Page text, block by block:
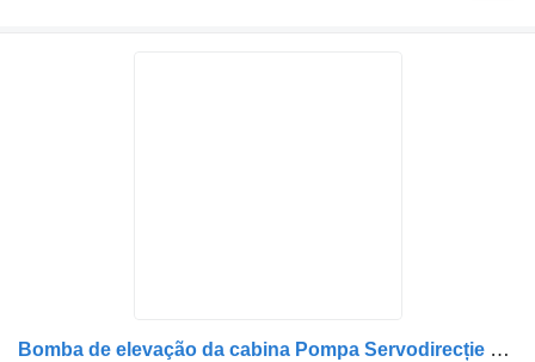
Bomba de elevação da cabina Pompa Servodirecție pentru para camião Mercedes-Benz Cod A0034607280